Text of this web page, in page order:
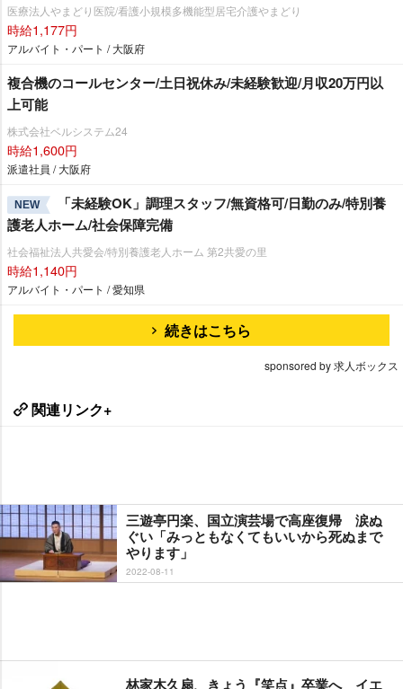
医療法人やまどり医院/看護小規模多機能型居宅介護やまどり
時給1,177円
アルバイト・パート / 大阪府
複合機のコールセンター/土日祝休み/未経験歓迎/月収20万円以
上可能
株式会社ベルシステム24
時給1,600円
派遣社員 / 大阪府
NEW
「未経験OK」調理スタッフ/無資格可/日勤のみ/特別養
護老人ホーム/社会保障完備
社会福祉法人共愛会/特別養護老人ホーム 第2共愛の里
時給1,140円
アルバイト・パート / 愛知県
続きはこちら
sponsored by 求人ボックス
関連リンク+
三遊亭円楽、国立演芸場で高座復帰 涙ぬ
ぐい「みっともなくてもいいから死ぬまで
ります」
2022-08-11
林家木久扇、きょう『笑点』卒業へ イエ